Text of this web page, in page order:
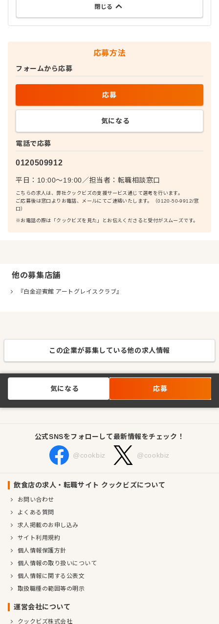
閉じる
応募方法
電話で応募
0120509912
平日：10:00〜19:00／担当者： 転職相談窓口
こちらの求人は、弊社クックビズの支援サービス通じて選考を行います。
ご応募後は窓口よりお電話、メールにてご連絡いたします。（0120-50-9912/窓
口）
※お電話の際は「クックビズを見た」とお伝えくださると受付がスムーズです。
フォームから応募
応募
気になる
他の募集店舗
『白金迎賓館 アートグレイスクラブ』
この企業が募集している他の求人情報
気になる 応募
公式SNSをフォローして最新情報をチェック！
@cookbiz @cookbiz
飲食店の求人・転職サイト クックビズについて
お問い合わせ
よくある質問
求人掲載のお申し込み
サイト利用規約
個人情報保護方針
個人情報の取り扱いについて
個人情報に関する公表文
取扱職種の範囲等の明示
運営会社について
クックビズ株式会社